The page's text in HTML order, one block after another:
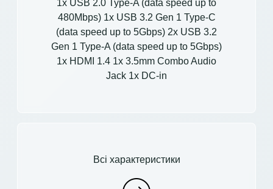
1x USB 2.0 Type-A (data speed up to
480Mbps) 1x USB 3.2 Gen 1 Type-C
(data speed up to 5Gbps) 2x USB 3.2
Gen 1 Type-A (data speed up to 5Gbps)
1x HDMI 1.4 1x 3.5mm Combo Audio
Jack 1x DC-in
Всі характеристики